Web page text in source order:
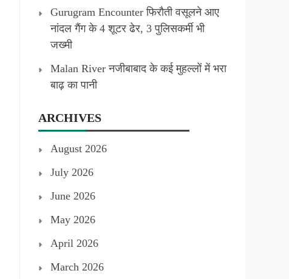
Gurugram Encounter फिरौती वसूलने आए
नांदल गैंग के 4 शूटर ढेर, 3 पुलिसकर्मी भी
जख्मी
Malan River नजीबाबाद के कई मुहल्लों में भरा
बाढ़ का पानी
ARCHIVES
August 2026
July 2026
June 2026
May 2026
April 2026
March 2026